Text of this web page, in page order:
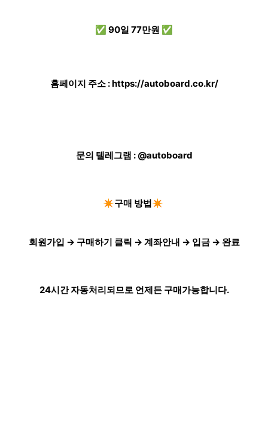
✅ 90일 77만원 ✅
홈페이지 주소 :https://autoboard.co.kr/
문의 텔레그램 : @autoboard
✴️구매 방법✴️
회원가입 → 구매하기 클릭 → 계좌안내 → 입금 → 완료
24시간 자동처리되므로 언제든 구매가능합니다.